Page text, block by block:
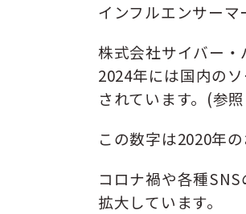
インフルエンサーマ
株式会社サイバー・
2024年には国内の
されています。(参照
この数字は2020年
コロナ禍や各種
拡大しています。